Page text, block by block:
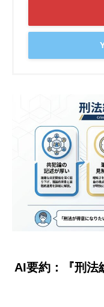
AI要約：『刑法